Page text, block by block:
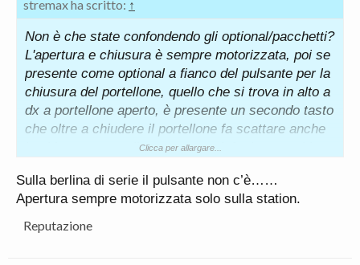
stremax ha scritto: ↑
Non è che state confondendo gli optional/pacchetti?
L'apertura e chiusura è sempre motorizzata, poi se
presente come optional a fianco del pulsante per la
chiusura del portellone, quello che si trova in alto a
dx a portellone aperto, è presente un secondo tasto
che oltre a chiudere il portellone fa scattare anche
la chiusura centralizzata, senza infatti a macchina
aprire tutte le porte o solo il portellone mentre in
chiusura senza confort access il portellone si
chiude ma non si attiva la chiusura centralizzata
Clicca per allargare...
Sulla berlina di serie il pulsante non c’è……
Apertura sempre motorizzata solo sulla station.
Reputazione